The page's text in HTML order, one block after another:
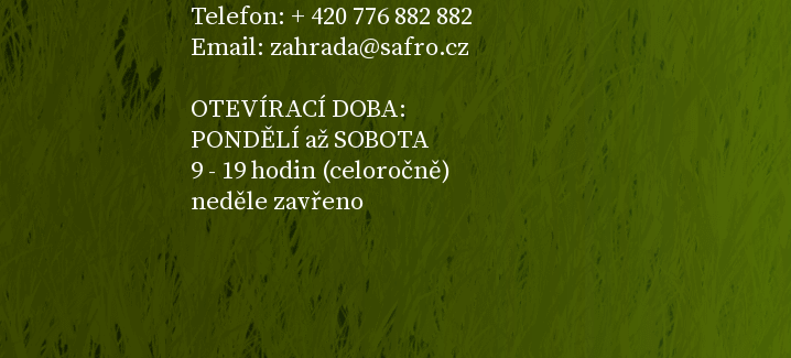
Telefon: + 420 776 882 882
Email: zahrada@safro.cz
OTEVÍRACÍ DOBA:
PONDĚLÍ až SOBOTA
9 - 19 hodin (celoročně)
neděle zavřeno